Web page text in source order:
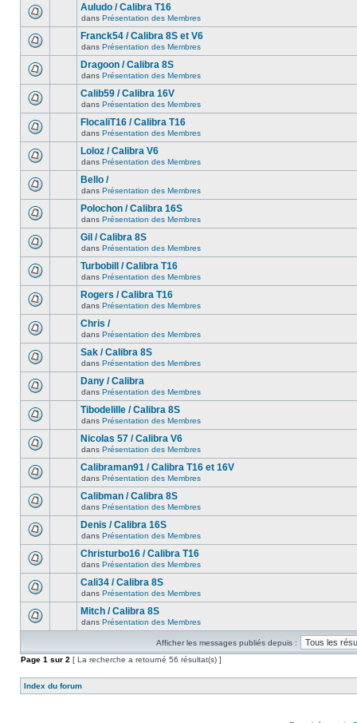
Auludo / Calibra T16
dans Présentation des Membres
Franck54 / Calibra 8S et V6
dans Présentation des Membres
Dragoon / Calibra 8S
dans Présentation des Membres
Calib59 / Calibra 16V
dans Présentation des Membres
FlocaliT16 / Calibra T16
dans Présentation des Membres
Loloz / Calibra V6
dans Présentation des Membres
Bello /
dans Présentation des Membres
Polochon / Calibra 16S
dans Présentation des Membres
Gil / Calibra 8S
dans Présentation des Membres
Turbobill / Calibra T16
dans Présentation des Membres
Rogers / Calibra T16
dans Présentation des Membres
Chris /
dans Présentation des Membres
Sak / Calibra 8S
dans Présentation des Membres
Dany / Calibra
dans Présentation des Membres
Tibodelille / Calibra 8S
dans Présentation des Membres
Nicolas 57 / Calibra V6
dans Présentation des Membres
Calibraman91 / Calibra T16 et 16V
dans Présentation des Membres
Calibman / Calibra 8S
dans Présentation des Membres
Denis / Calibra 16S
dans Présentation des Membres
Christurbo16 / Calibra T16
dans Présentation des Membres
Cali34 / Calibra 8S
dans Présentation des Membres
Mitch / Calibra 8S
dans Présentation des Membres
Afficher les messages publiés depuis :
Page 1 sur 2 [ La recherche a retourné 56 résultat(s) ]
Index du forum